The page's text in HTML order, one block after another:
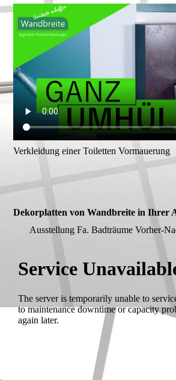
Verkleidung einer Toiletten Vormauerung
Dekorplatten von Wandbreite in Ihrer
Ausstellung Fa. Badträume Vorher-